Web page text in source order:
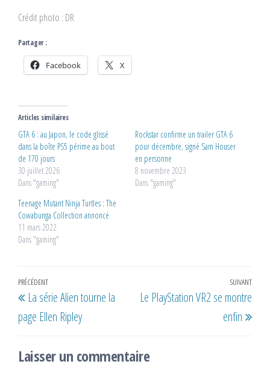
Crédit photo : DR
Partager :
Facebook X
Articles similaires
GTA 6 : au Japon, le code glissé
dans la boîte PS5 périme au bout
de 170 jours
30 juillet 2026
Dans "gaming"
Rockstar confirme un trailer GTA 6
pour décembre, signé Sam Houser
en personne
8 novembre 2023
Dans "gaming"
Teenage Mutant Ninja Turtles : The
Cowabunga Collection annoncé
11 mars 2022
Dans "gaming"
Navigation
de
l’article
Article
précédent
PRÉCÉDENT
La série Alien tourne la
page Ellen Ripley
SUIVANT
Le PlayStation VR2 se montre
enfin
Laisser un commentaire